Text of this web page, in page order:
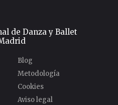
de Danza y Ballet
Blog
Metodología
Cookies
Aviso legal